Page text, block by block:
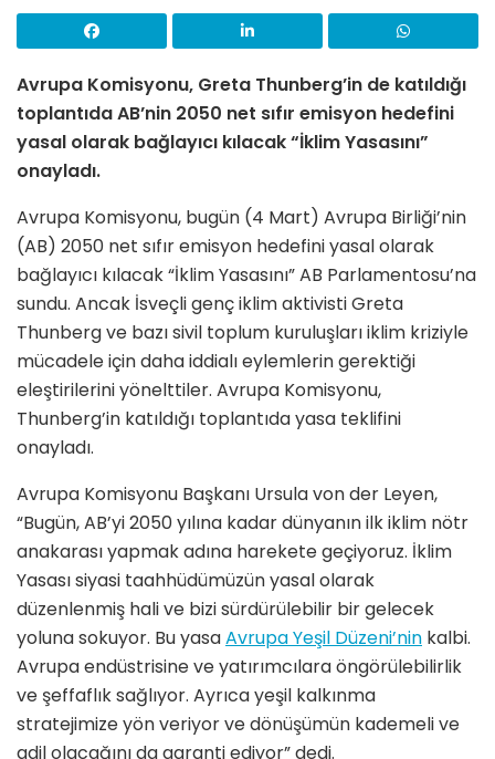
Avrupa Komisyonu, Greta Thunberg’in de katıldığı
toplantıda AB’nin 2050 net sıfır emisyon hedefini
yasal olarak bağlayıcı kılacak “İklim Yasasını”
onayladı.
Avrupa Komisyonu, bugün (4 Mart) Avrupa Birliği’nin
(AB) 2050 net sıfır emisyon hedefini yasal olarak
bağlayıcı kılacak “İklim Yasasını” AB Parlamentosu’na
sundu. Ancak İsveçli genç iklim aktivisti Greta
Thunberg ve bazı sivil toplum kuruluşları iklim kriziyle
mücadele için daha iddialı eylemlerin gerektiği
eleştirilerini yönelttiler. Avrupa Komisyonu,
Thunberg’in katıldığı toplantıda yasa teklifini
onayladı.
Avrupa Komisyonu Başkanı Ursula von der Leyen,
“Bugün, AB’yi 2050 yılına kadar dünyanın ilk iklim nötr
anakarası yapmak adına harekete geçiyoruz. İklim
Yasası siyasi taahhüdümüzün yasal olarak
düzenlenmiş hali ve bizi sürdürülebilir bir gelecek
yoluna sokuyor. Bu yasaAvrupa Yeşil Düzeni’nin kalbi.
Avrupa endüstrisine ve yatırımcılara öngörülebilirlik
ve şeffaflık sağlıyor. Ayrıca yeşil kalkınma
stratejimize yön veriyor ve dönüşümün kademeli ve
adil olacağını da garanti ediyor” dedi.